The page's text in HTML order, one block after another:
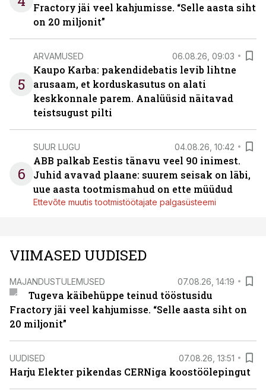
Fractory jäi veel kahjumisse. “Selle aasta siht
on 20 miljonit”
5
ARVAMUSED 06.08.26, 09:03
Kaupo Karba: pakendidebatis levib lihtne
arusaam, et korduskasutus on alati
keskkonnale parem. Analüüsid näitavad
teistsugust pilti
6
SUUR LUGU 04.08.26, 10:42
ABB palkab Eestis tänavu veel 90 inimest.
Juhid avavad plaane: suurem seisak on läbi,
uue aasta tootmismahud on ette müüdud
Ettevõte muutis tootmistöötajate palgasüsteemi
VIIMASED UUDISED
MAJANDUSTULEMUSED 07.08.26, 14:19
Tugeva käibehüppe teinud tööstusidu
Fractory jäi veel kahjumisse. “Selle aasta siht on
20 miljonit”
UUDISED 07.08.26, 13:51
Harju Elekter pikendas CERNiga koostöölepingut